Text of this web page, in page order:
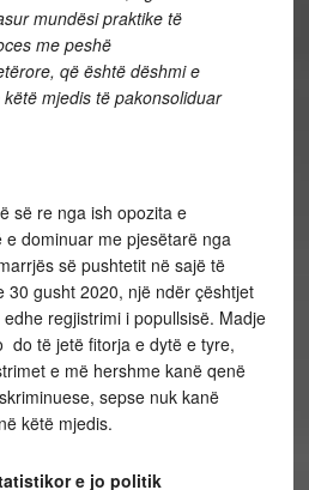
mundësi praktike të
me peshë
që është dëshmi e
mjedis të pakonsoliduar
së re nga ish opozita e
dominuar me pjesëtarë nga
së pushtetit në sajë të
gusht 2020, një ndër çështjet
regjistrimi i popullsisë. Madje
do të jetë fitorja e dytë e tyre,
e më hershme kanë qenë
sepse nuk kanë
këtë mjedis.
e jo politik